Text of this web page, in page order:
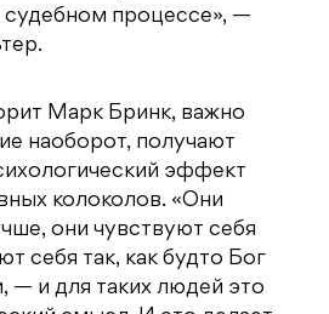
процессе», —
Марк Бринк, важно
наоборот, получают
эффект
колоколов. «Они
они чувствуют себя
себя так, как будто Бог
— и для таких людей это